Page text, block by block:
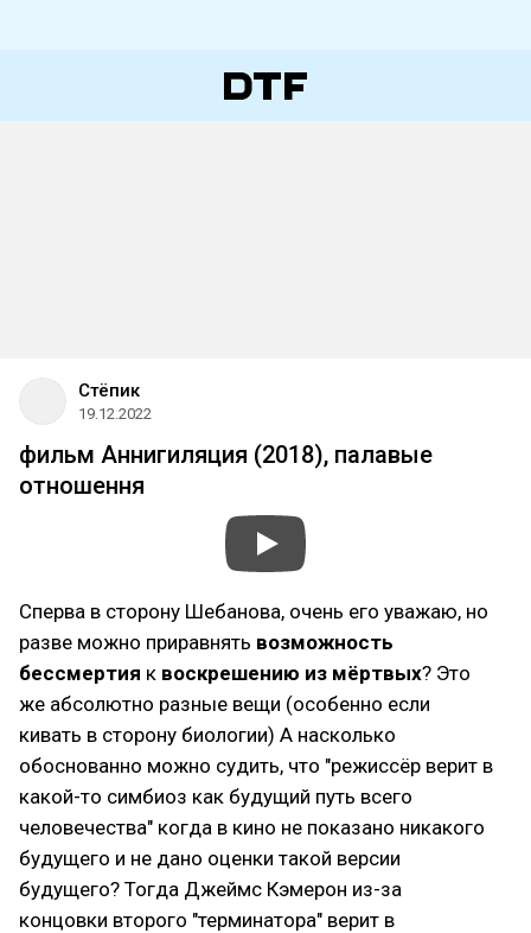
Стёпик
19.12.2022
фильм Аннигиляция (2018), палавые
отношення
Сперва в сторону Шебанова, очень его уважаю, но
разве можно приравнять возможность
бессмертия к воскрешению из мёртвых? Это
же абсолютно разные вещи (особенно если
кивать в сторону биологии) А насколько
обоснованно можно судить, что "режиссёр верит в
какой-то симбиоз как будущий путь всего
человечества" когда в кино не показано никакого
будущего и не дано оценки такой версии
будущего? Тогда Джеймс Кэмерон из-за
концовки второго "терминатора" верит в